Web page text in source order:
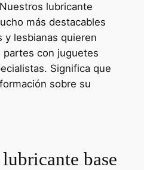
lubricante
más destacables
y lesbianas quieren
partes con juguetes
Significa que
sobre su
base